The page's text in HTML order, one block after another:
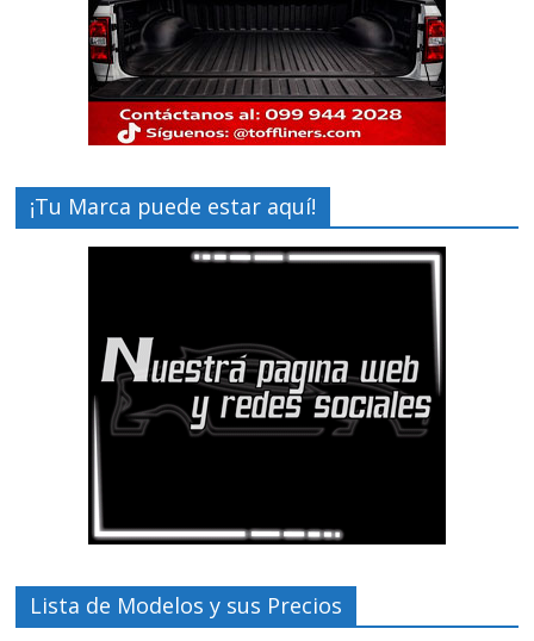
¡Tu Marca puede estar aquí!
Lista de Modelos y sus Precios